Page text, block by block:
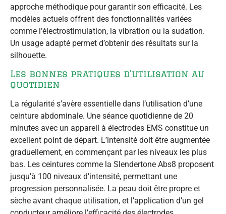
approche méthodique pour garantir son efficacité. Les
modèles actuels offrent des fonctionnalités variées
comme l’électrostimulation, la vibration ou la sudation.
Un usage adapté permet d’obtenir des résultats sur la
silhouette.
Les bonnes pratiques d’utilisation au
quotidien
La régularité s’avère essentielle dans l’utilisation d’une
ceinture abdominale. Une séance quotidienne de 20
minutes avec un appareil à électrodes EMS constitue un
excellent point de départ. L’intensité doit être augmentée
graduellement, en commençant par les niveaux les plus
bas. Les ceintures comme la Slendertone Abs8 proposent
jusqu’à 100 niveaux d’intensité, permettant une
progression personnalisée. La peau doit être propre et
sèche avant chaque utilisation, et l’application d’un gel